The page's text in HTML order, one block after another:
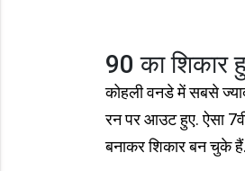
90 का शिकार
कोहली वनडे में सबसे
रन पर आउट हुए. ऐसा
बनाकर शिकार बन चुके